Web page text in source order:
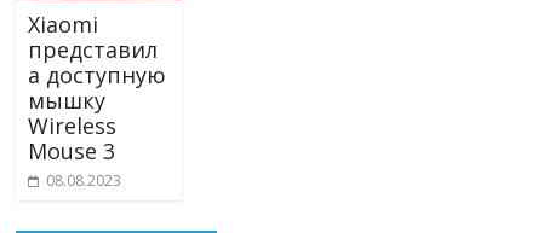
Xiaomi
представил
а доступную
мышку
Wireless
Mouse 3
08.08.2023